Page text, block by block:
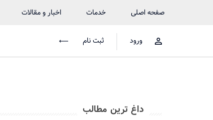
صفحه اصلی خدمات اخبار و مقالات
ورود ثبت نام
داغ ترین مطالب